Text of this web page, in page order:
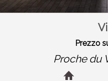
Prezzo
Proche du